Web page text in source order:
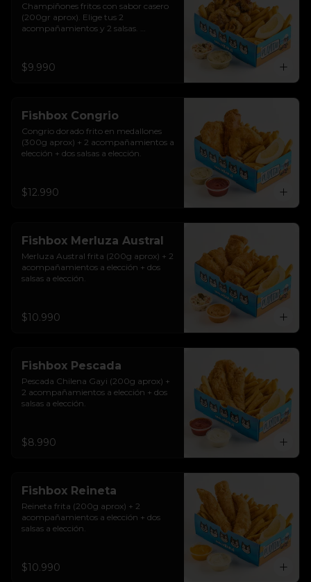
Champiñones fritos con sabor casero
(200gr aprox). Elige tus 2
acompañamientos y 2 salsas.
$9.990
Fishbox Congrio
Congrio dorado frito en medallones
(300g aprox) + 2 acompañamientos a
elección + dos salsas a elección.
$12.990
Fishbox Merluza Austral
Merluza Austral frita (200g aprox) + 2
acompañamientos a elección + dos
salsas a elección.
$10.990
Fishbox Pescada
Pescada Chilena Gayi (200g aprox) +
2 acompañamientos a elección + dos
salsas a elección.
$8.990
Fishbox Reineta
Reineta frita (200g aprox) + 2
acompañamientos a elección + dos
salsas a elección.
$10.990